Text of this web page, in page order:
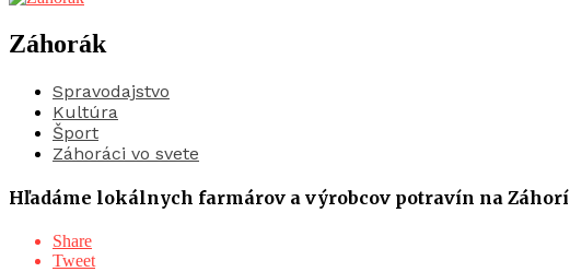
Záhorák
Spravodajstvo
Kultúra
Šport
Záhoráci vo svete
Hľadáme lokálnych farmárov a výrobcov potravín na Záhorí
Share
Tweet